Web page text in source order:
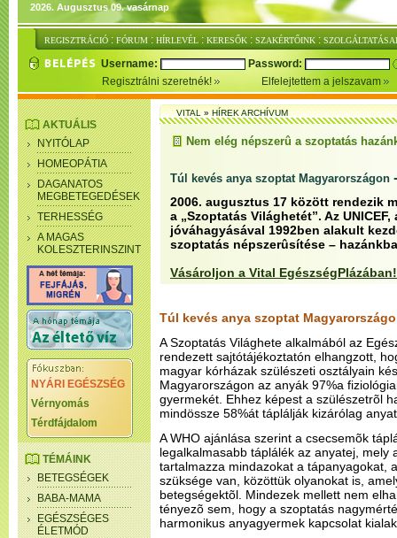
2026. Augusztus 09. vasárnap
REGISZTRÁCIÓ : FÓRUM : HÍRLEVÉL : KERESŐK : SZAKÉRTŐINK :
Username:
Password:
Regisztrálni szeretnék!
Elfelejtettem a jelszavam
AKTUÁLIS
NYITÓLAP
HOMEOPÁTIA
DAGANATOS
MEGBETEGEDÉSEK
TERHESSÉG
A MAGAS
KOLESZTERINSZINT
NYÁRI EGÉSZSÉG
Vérnyomás
Térdfájdalom
TÉMÁINK
BETEGSÉGEK
BABA-MAMA
EGÉSZSÉGES
ÉLETMÓD
VITAL»HÍREK ARCHÍVUM
Nem elég népszerû a szoptatás
Túl kevés anya szoptat Magyarországon
2006. augusztus 17 között rendezik
a „Szoptatás Világhetét”. Az UNICEF,
jóváhagyásával 1992ben alakult
szoptatás népszerûsítése –
Vásároljon a Vital EgészségPlázában!
Túl kevés anya szoptat
A Szoptatás Világhete alkalmából az
rendezett sajtótájékoztatón elhangzott,
magyar kórházak szülészeti osztályain
Magyarországon az anyák 97%a
gyermekét. Ehhez képest a szülészetrõl
mindössze 58%át táplálják kizárólag
A WHO ajánlása szerint a csecsemõk
legalkalmasabb táplálék az anyatej, mely
tartalmazza mindazokat a tápanyagokat,
szüksége van, közöttük olyanokat is,
betegségektõl. Mindezek mellett nem
tényezõ sem, hogy a szoptatás
harmonikus anyagyermek kapcsolat